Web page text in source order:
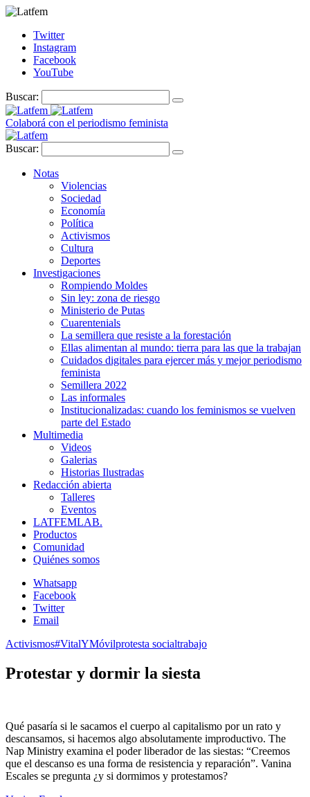
Twitter
Instagram
Facebook
YouTube
Buscar:
Colaborá con el periodismo feminista
Buscar:
Notas
Violencias
Sociedad
Economía
Política
Activismos
Cultura
Deportes
Investigaciones
Rompiendo Moldes
Sin ley: zona de riesgo
Ministerio de Putas
Cuarentenials
La semillera que resiste a la forestación
Ellas alimentan al mundo: tierra para las que la trabajan
Cuidados digitales para ejercer más y mejor periodismo
feminista
Semillera 2022
Las informales
Institucionalizadas: cuando los feminismos se vuelven
parte del Estado
Multimedia
Videos
Galerias
Historias Ilustradas
Redacción abierta
Talleres
Eventos
LATFEMLAB.
Productos
Comunidad
Quiénes somos
Whatsapp
Facebook
Twitter
Email
Activismos#VitalYMóvilprotesta socialtrabajo
Protestar y dormir la siesta
Qué pasaría si le sacamos el cuerpo al capitalismo por un rato y
descansamos, si hacemos algo absolutamente improductivo. The
Nap Ministry examina el poder liberador de las siestas: “Creemos
que el descanso es una forma de resistencia y reparación”. Vanina
Escales se pregunta ¿y si dormimos y protestamos?